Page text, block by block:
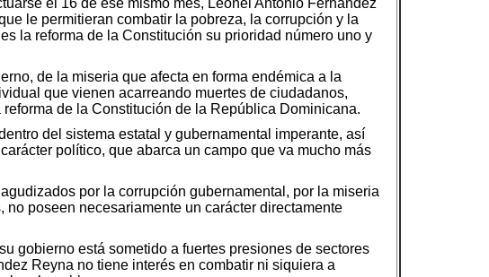
el 16 de ese mismo mes, Leonel Antonio Fernández
le permitieran combatir la pobreza, la corrupción y la
la reforma de la Constitución su prioridad número uno y
de la miseria que afecta en forma endémica a la
que vienen acarreando muertes de ciudadanos,
de la Constitución de la República Dominicana.
del sistema estatal y gubernamental imperante, así
político, que abarca un campo que va mucho más
por la corrupción gubernamental, por la miseria
poseen necesariamente un carácter directamente
gobierno está sometido a fuertes presiones de sectores
Reyna no tiene interés en combatir ni siquiera a